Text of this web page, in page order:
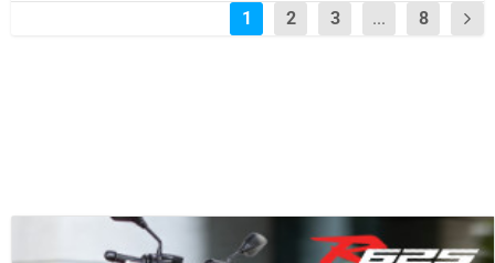
1 2 3 ... 8